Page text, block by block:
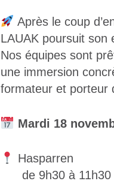
Après le coup
LAUAK poursuit son
Nos équipes sont
une immersion
formateur et porteur
Mardi 18
Hasparren
de 9h30 à 11h30